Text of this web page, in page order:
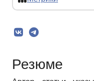
Резюме